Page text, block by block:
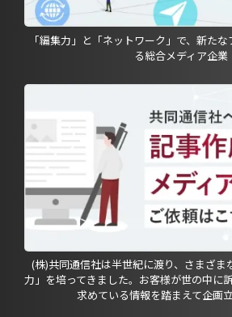
「編集力」と「ネットワーク」で、新た
る総合メディア企業
(株)共同通信社は半世紀に渡り、さまざま
力」を培ってきました。お客様が世の中に
求めている情報を踏まえて企画立